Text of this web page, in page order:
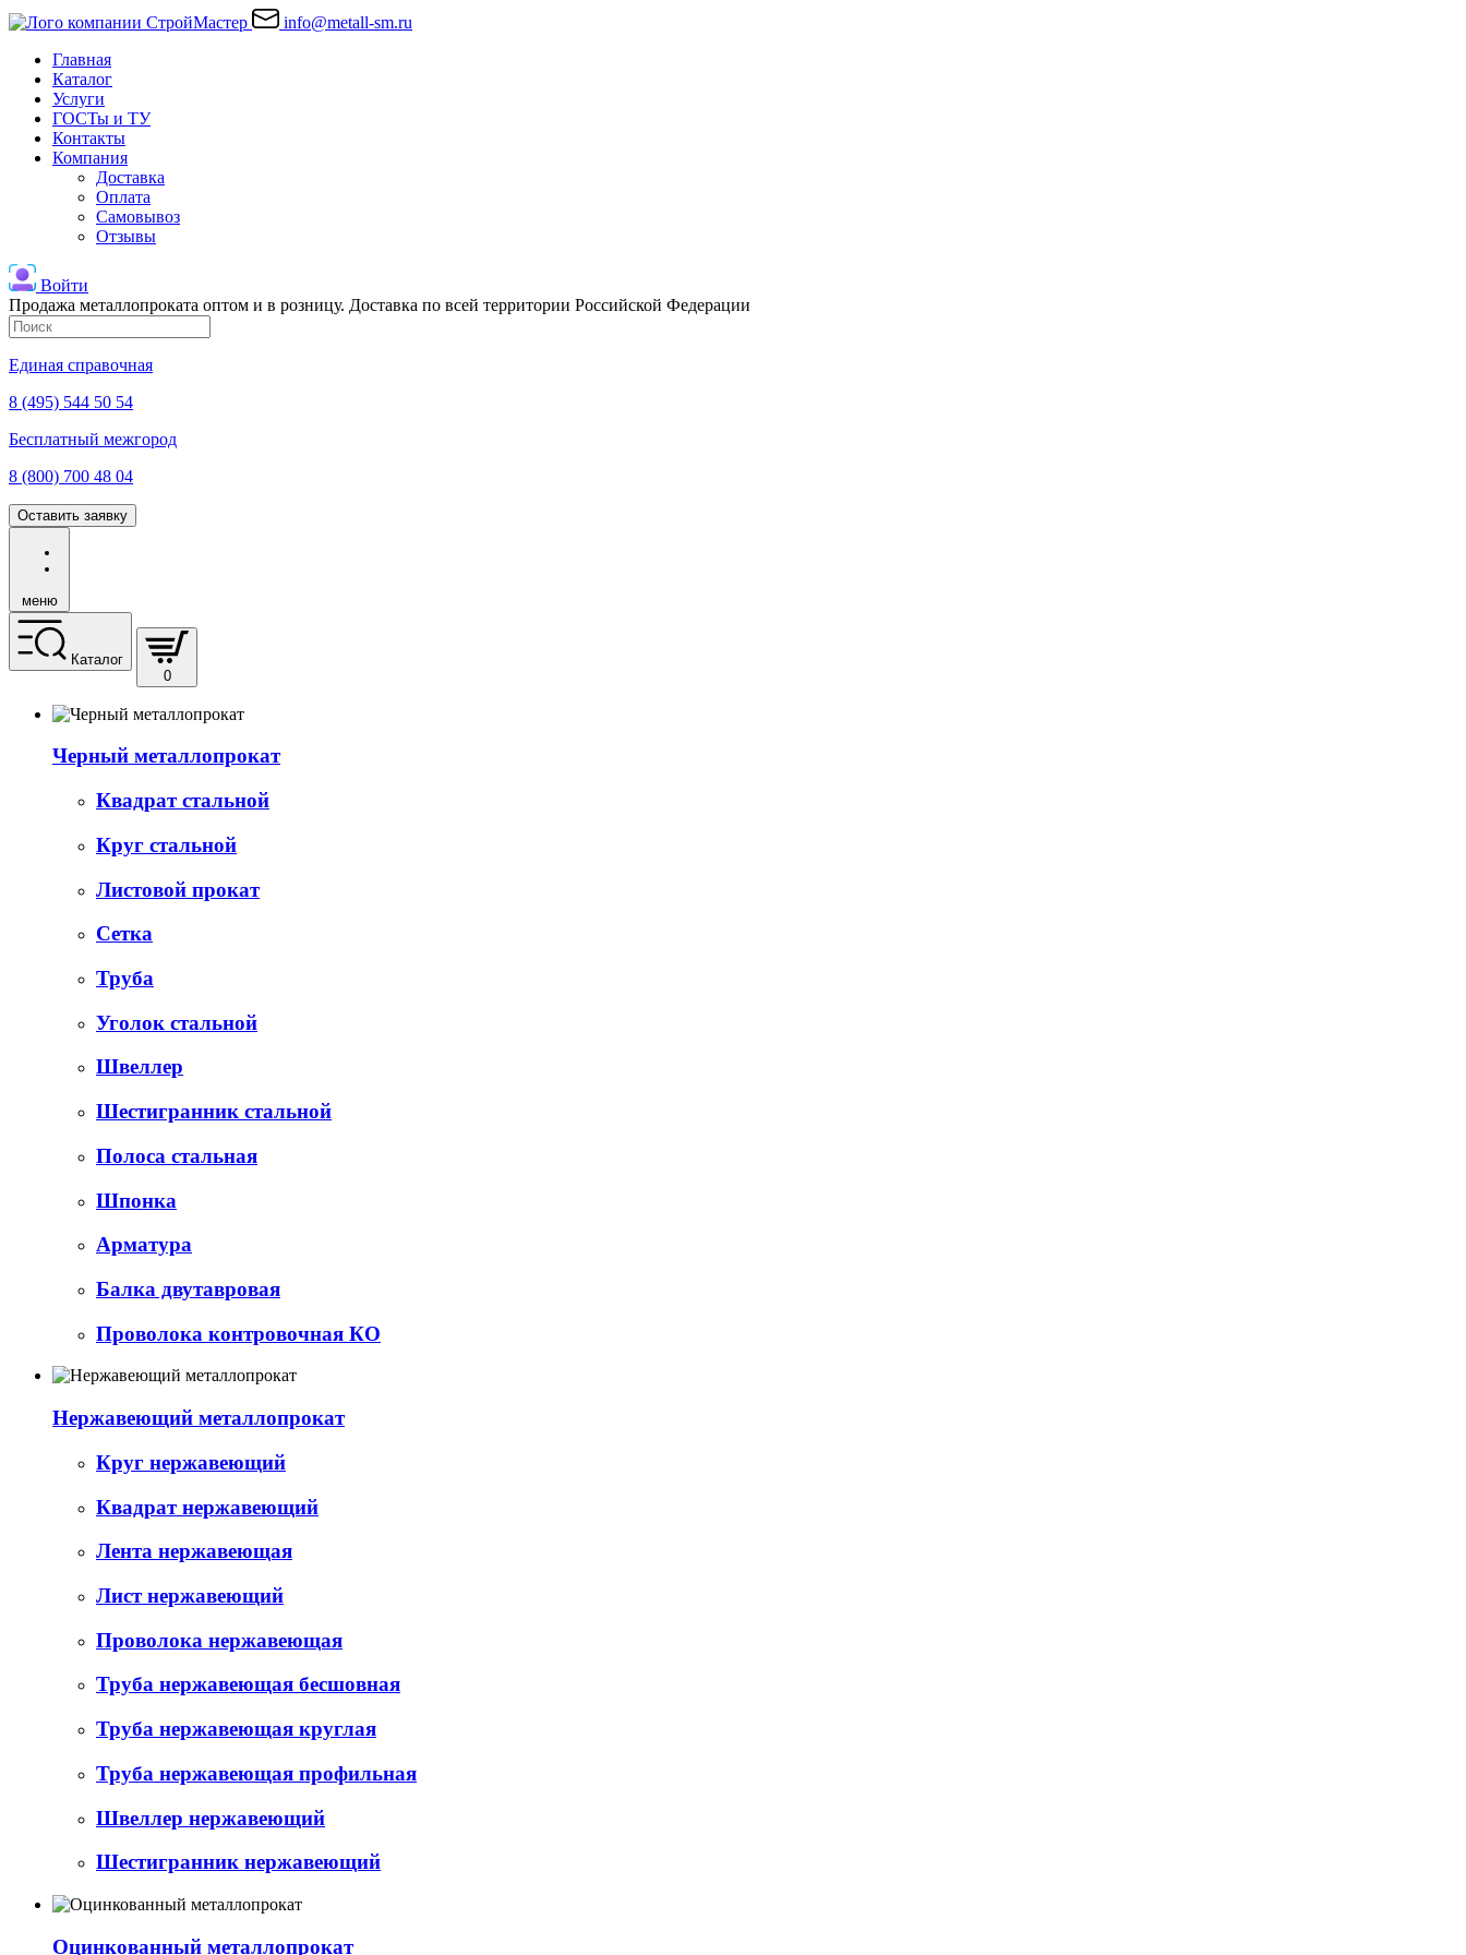
info@metall-sm.ru
Главная
Каталог
Услуги
ГОСТы и ТУ
Контакты
Компания
Доставка
Оплата
Самовывоз
Отзывы
Войти
Продажа металлопроката оптом и в розницу. Доставка по всей территории Российской Федерации
Единая справочная
8 (495) 544 50 54
Бесплатный межгород
8 (800) 700 48 04
Оставить заявку
меню
Каталог
0
Черный металлопрокат
Квадрат стальной
Круг стальной
Листовой прокат
Сетка
Труба
Уголок стальной
Швеллер
Шестигранник стальной
Полоса стальная
Шпонка
Арматура
Балка двутавровая
Проволока контровочная КО
Нержавеющий металлопрокат
Круг нержавеющий
Квадрат нержавеющий
Лента нержавеющая
Лист нержавеющий
Проволока нержавеющая
Труба нержавеющая бесшовная
Труба нержавеющая круглая
Труба нержавеющая профильная
Швеллер нержавеющий
Шестигранник нержавеющий
Оцинкованный металлопрокат